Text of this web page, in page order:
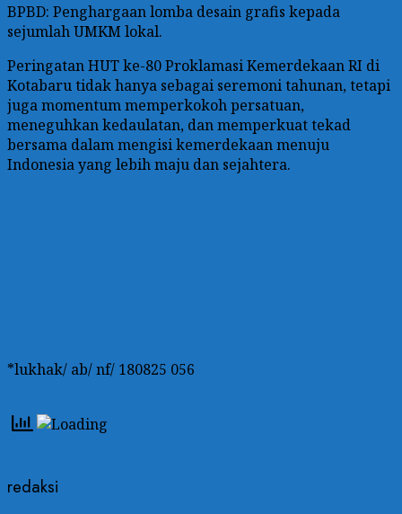
BPBD: Penghargaan lomba desain grafis kepada
sejumlah UMKM lokal.
Peringatan HUT ke-80 Proklamasi Kemerdekaan RI di
Kotabaru tidak hanya sebagai seremoni tahunan, tetapi
juga momentum memperkokoh persatuan,
meneguhkan kedaulatan, dan memperkuat tekad
bersama dalam mengisi kemerdekaan menuju
Indonesia yang lebih maju dan sejahtera.
*lukhak/ ab/ nf/ 180825 056
redaksi